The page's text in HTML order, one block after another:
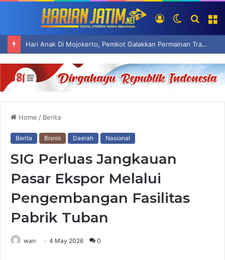
Search
for
Switch
skin
Log
In
Hari Anak Di Mojokerto, Pemkot Galakkan Permainan Tradisional Hindarkan Ketergantungan Anak Pada Gadget
Home / Berita
Berita Bisnis Daerah Nasional
SIG Perluas Jangkauan
Pasar Ekspor Melalui
Pengembangan Fasilitas
Pabrik Tuban
wan 4 May 2026 0